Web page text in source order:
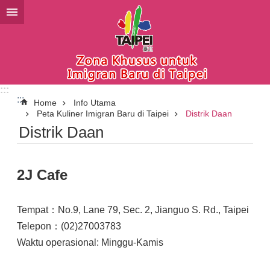
Lompat ke blok konten utama
:::
:::
Home
Info Utama
Peta Kuliner Imigran Baru di Taipei
Distrik Daan
Distrik Daan
2J Cafe
Tempat：No.9, Lane 79, Sec. 2, Jianguo S. Rd., Taipei
Telepon：(02)27003783
Waktu operasional: Minggu-Kamis